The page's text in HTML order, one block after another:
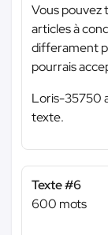
Vous pouvez
articles à
differament
pourrais
Loris-35750
texte.
Texte #6
600 mots